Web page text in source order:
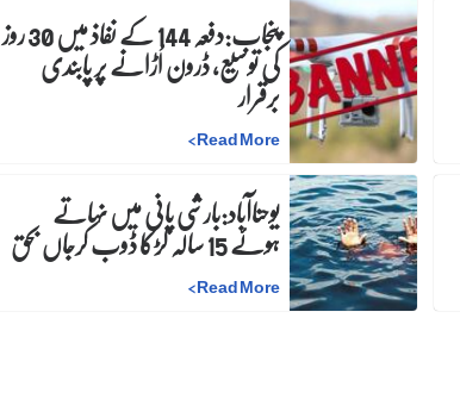
پنجاب:دفعہ 144 کے نفاذ میں 30 روز کی توسیع، ڈرون اُڑانے پر پابندی
برقرار
Read More
>
یوحناآباد:بارشی پانی میں نہاتے
ہوئے 15 سالہ لڑکا ڈوب کرجاں بحق
Read More
>